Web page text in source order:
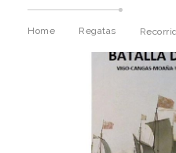
Home Regatas